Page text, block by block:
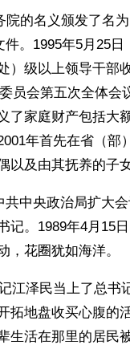
的名义颁发了名
。1995年5月25
）级以上领导干部
员会第五次全体会
了家庭财产包括大
年首先在省（部
及由其抚养的子
中央政治局扩大
记。1989年4月15
，花圈犹如海洋。
江泽民当上了总书
拓地盘收买心腹的
生活在那里的居民